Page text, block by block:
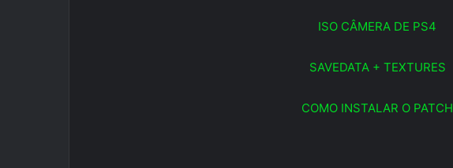
ISO CÂMERA DE PS4
SAVEDATA + TEXTURES
COMO INSTALAR O PATCH